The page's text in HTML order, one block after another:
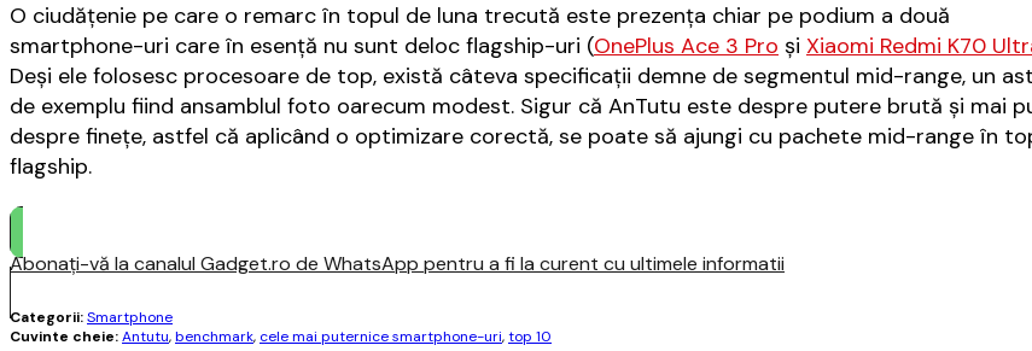
O ciudăţenie pe care o remarc în topul de luna trecută este prezenţa chiar pe podium a două
smartphone-uri care în esenţă nu sunt deloc flagship-uri (OnePlus Ace 3 Pro şi Xiaomi Redmi K70
Deşi ele folosesc procesoare de top, există câteva specificaţii demne de segmentul mid-range, un
de exemplu fiind ansamblul foto oarecum modest. Sigur că AnTutu este despre putere brută şi mai
despre fineţe, astfel că aplicând o optimizare corectă, se poate să ajungi cu pachete mid-range în
flagship.
Abonați-vă la canalul Gadget.ro de WhatsApp pentru a fi la curent cu ultimele informatii
Categorii:Smartphone
Cuvinte cheie:Antutu,benchmark, cele mai puternice smartphone-uri,top 10